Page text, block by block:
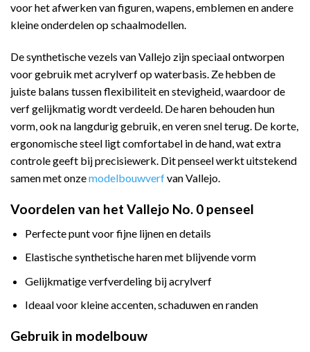
voor het afwerken van figuren, wapens, emblemen en andere
kleine onderdelen op schaalmodellen.
De synthetische vezels van Vallejo zijn speciaal ontworpen
voor gebruik met acrylverf op waterbasis. Ze hebben de
juiste balans tussen flexibiliteit en stevigheid, waardoor de
verf gelijkmatig wordt verdeeld. De haren behouden hun
vorm, ook na langdurig gebruik, en veren snel terug. De korte,
ergonomische steel ligt comfortabel in de hand, wat extra
controle geeft bij precisiewerk. Dit penseel werkt uitstekend
samen met onzemodelbouwverfvan Vallejo.
Voordelen van het Vallejo No. 0 penseel
Perfecte punt voor fijne lijnen en details
Elastische synthetische haren met blijvende vorm
Gelijkmatige verfverdeling bij acrylverf
Ideaal voor kleine accenten, schaduwen en randen
Gebruik in modelbouw